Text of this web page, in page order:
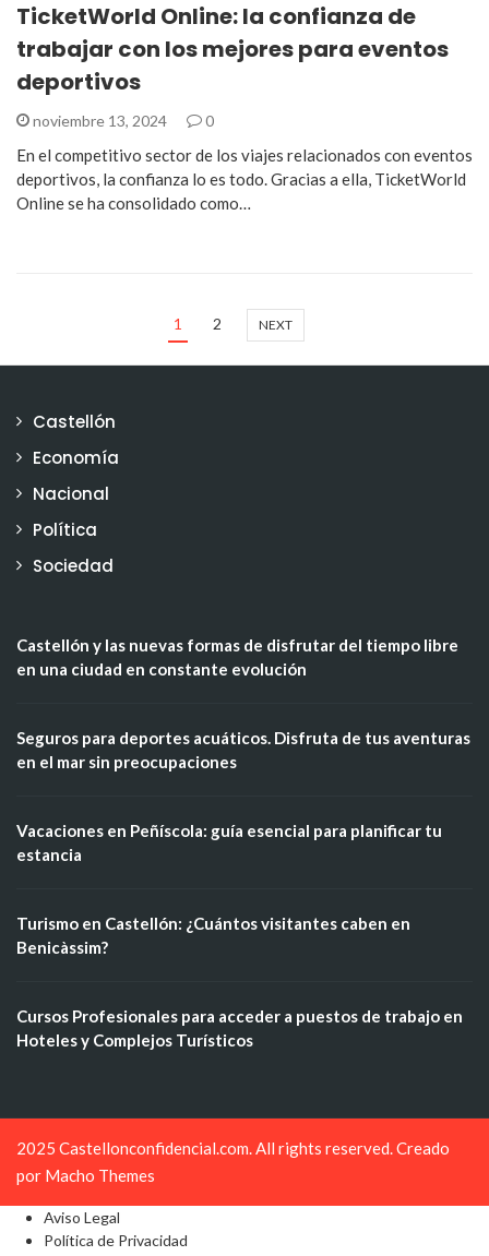
TicketWorld Online: la confianza de
trabajar con los mejores para eventos
deportivos
noviembre 13, 2024 0
En el competitivo sector de los viajes relacionados con eventos
deportivos, la confianza lo es todo. Gracias a ella, TicketWorld
Online se ha consolidado como…
1 2 NEXT
Castellón
Economía
Nacional
Política
Sociedad
Castellón y las nuevas formas de disfrutar del tiempo libre
en una ciudad en constante evolución
Seguros para deportes acuáticos. Disfruta de tus aventuras
en el mar sin preocupaciones
Vacaciones en Peñíscola: guía esencial para planificar tu
estancia
Turismo en Castellón: ¿Cuántos visitantes caben en
Benicàssim?
Cursos Profesionales para acceder a puestos de trabajo en
Hoteles y Complejos Turísticos
2025 Castellonconfidencial.com. All rights reserved. Creado
por Macho Themes
Aviso Legal
Política de Privacidad